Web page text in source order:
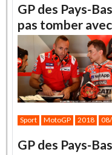
GP des Pays-
pas tomber
Sport MotoGP 2018
GP des Pays-